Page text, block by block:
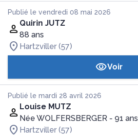
Publié le vendredi 08 mai 2026
Quirin JUTZ
88 ans
Hartzviller (57)
Voir
Publié le mardi 28 avril 2026
Louise MUTZ
Née WOLFERSBERGER - 91 ans
Hartzviller (57)